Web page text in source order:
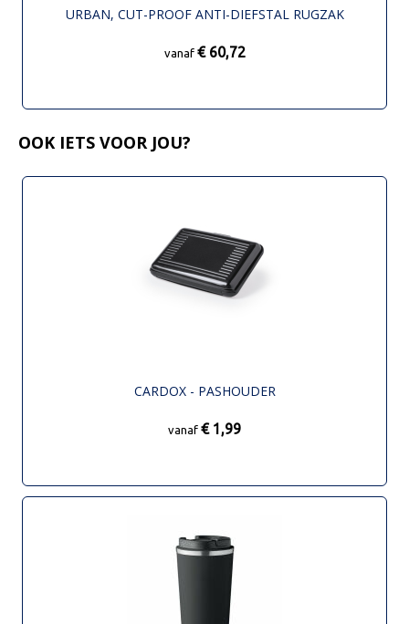
URBAN, CUT-PROOF ANTI-DIEFSTAL RUGZAK
vanaf € 60,72
OOK IETS VOOR JOU?
CARDOX - PASHOUDER
vanaf € 1,99